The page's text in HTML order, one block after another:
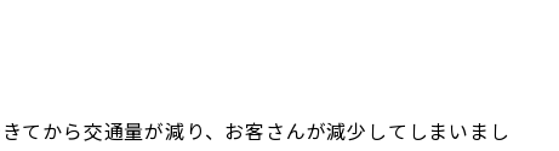
てから交通量が減り、お客さんが減少してしまいまし